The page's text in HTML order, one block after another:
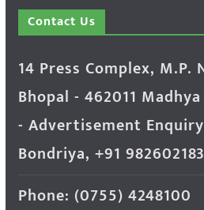
Contact Us
14 Press Complex, M.P.
Bhopal - 462011
- Advertisement
Bondriya, +91
Phone: (0755) 4248100